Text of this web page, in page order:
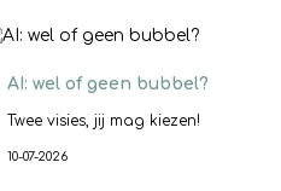
AI: wel of geen bubbel?
Twee visies, jij mag kiezen!
10-07-2026